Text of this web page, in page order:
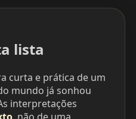
lista
curta e prática de um
mundo já sonhou
interpretações